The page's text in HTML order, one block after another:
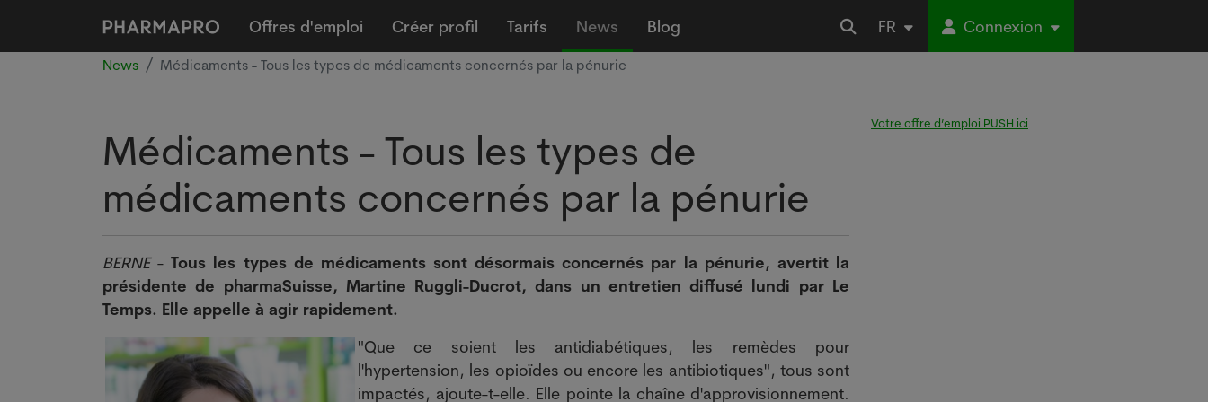
Offres d'emploi Créer profil Tarifs News Blog FR Connexion
News Médicaments - Tous les types de médicaments concernés par la pénurie
Médicaments - Tous les types de
médicaments concernés par la pénurie
BERNE-Tous les types de médicaments sont désormais concernés par la pénurie, avertit la
présidente de pharmaSuisse, Martine Ruggli-Ducrot, dans un entretien diffusé lundi par Le
Temps. Elle appelle à agir rapidement.
"Que ce soient les antidiabétiques, les remèdes pour
l'hypertension, les opioïdes ou encore les antibiotiques", tous sont
impactés, ajoute-t-elle. Elle pointe la chaîne d'approvisionnement.
Votre offre d’emploi PUSH ici